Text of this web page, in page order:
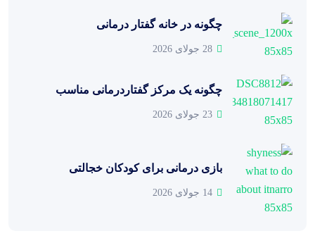
چگونه در خانه گفتار درمانی
28 جولای 2026
چگونه یک مرکز گفتاردرمانی مناسب
23 جولای 2026
بازی درمانی برای کودکان خجالتی
14 جولای 2026